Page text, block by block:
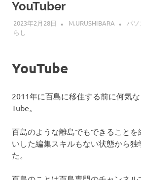
YouTuber
2023年2月28日 M.URUSHIBARA パ
らし
YouTube
2011年に百島に移住する前に何気
Tube。
百島のような離島でもできることを
いした編集スキルもない状態から独
た。